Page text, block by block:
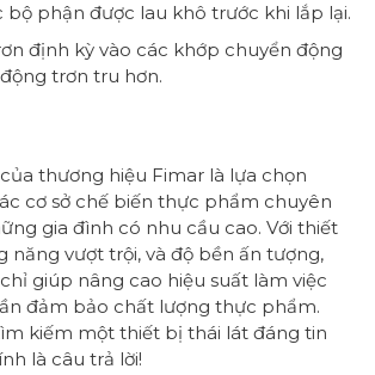
phận được lau khô trước khi lắp lại.
định kỳ vào các khớp chuyển động
trơn tru hơn.
thương hiệu Fimar là lựa chọn
cơ sở chế biến thực phẩm chuyên
gia đình có nhu cầu cao. Với thiết
năng vượt trội, và độ bền ấn tượng,
giúp nâng cao hiệu suất làm việc
đảm bảo chất lượng thực phẩm.
kiếm một thiết bị thái lát đáng tin
là câu trả lời!